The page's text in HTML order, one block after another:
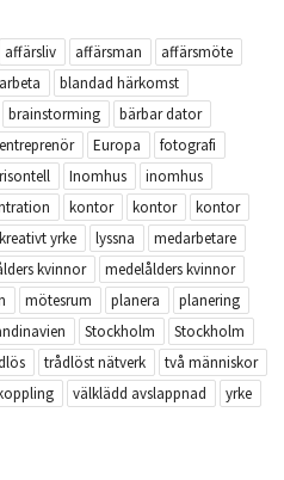
affärsliv affärsman
affärsmöte
arbeta
blandad härkomst
brainstorming
bärbar dator
entreprenör Europa
fotografi
Inomhus
inomhus
kontor kontor
kontor
kreativt yrke lyssna
medarbetare
kvinnor
medelålders kvinnor
mötesrum planera
planering
Stockholm
Stockholm
trådlöst nätverk
två människor
välklädd avslappnad
yrke